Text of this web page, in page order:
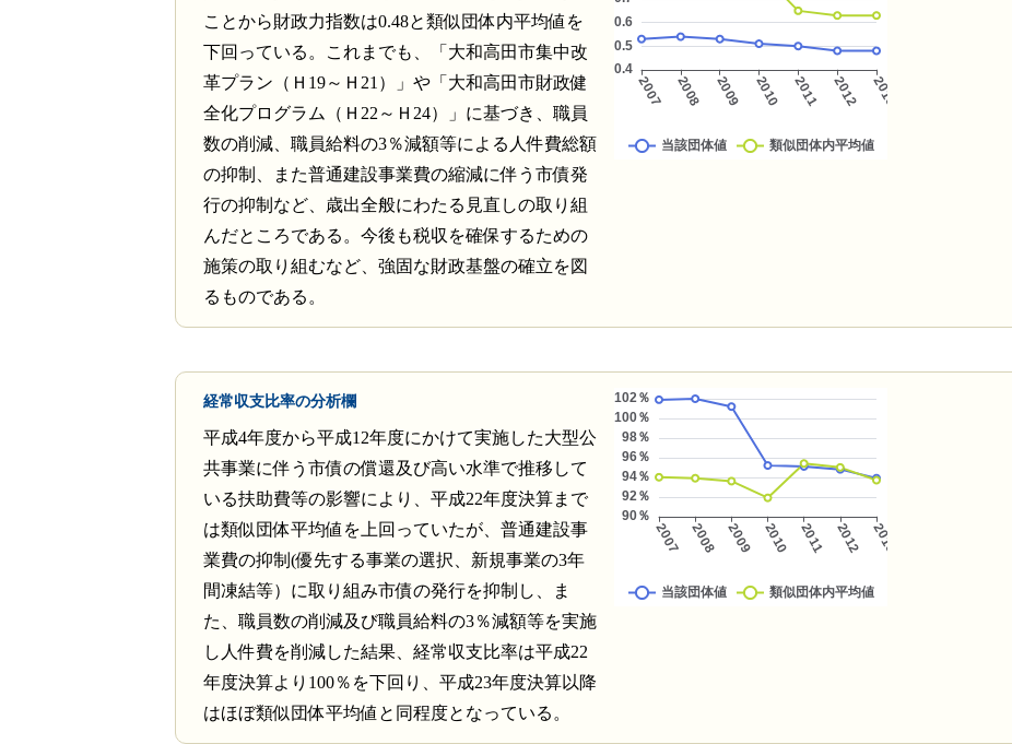
ことから財政力指数は0.48と類似団体内平均値を
下回っている。これまでも、「大和高田市集中改
革プラン（Ｈ19～Ｈ21）」や「大和高田市財政健
全化プログラム（Ｈ22～Ｈ24）」に基づき、職員
数の削減、職員給料の3％減額等による人件費総額
の抑制、また普通建設事業費の縮減に伴う市債発
行の抑制など、歳出全般にわたる見直しの取り組
んだところである。今後も税収を確保するための
施策の取り組むなど、強固な財政基盤の確立を図
るものである。
経常収支比率の分析欄
平成4年度から平成12年度にかけて実施した大型公
共事業に伴う市債の償還及び高い水準で推移して
いる扶助費等の影響により、平成22年度決算まで
は類似団体平均値を上回っていたが、普通建設事
業費の抑制(優先する事業の選択、新規事業の3年
間凍結等）に取り組み市債の発行を抑制し、ま
た、職員数の削減及び職員給料の3％減額等を実施
し人件費を削減した結果、経常収支比率は平成22
年度決算より100％を下回り、平成23年度決算以降
はほぼ類似団体平均値と同程度となっている。